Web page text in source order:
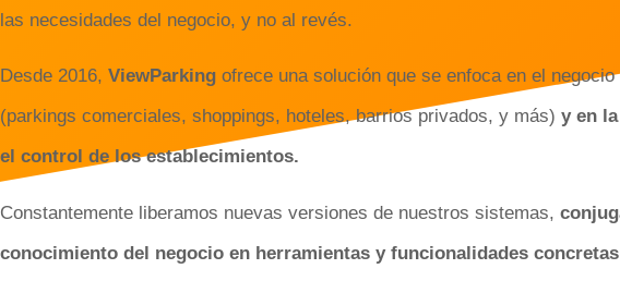
las necesidades del negocio, y no al revés.
Desde 2016, ViewParking ofrece una solución que se enfoca en el
(parkings comerciales, shoppings, hoteles, barrios privados, y más) y en
el control de los establecimientos.
Constantemente liberamos nuevas versiones de nuestros sistemas,
conocimiento del negocio en herramientas y funcionalidades